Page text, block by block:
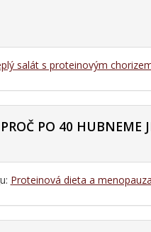
salát s proteinovým
PO 40 HUBNEME
Proteinová dieta a